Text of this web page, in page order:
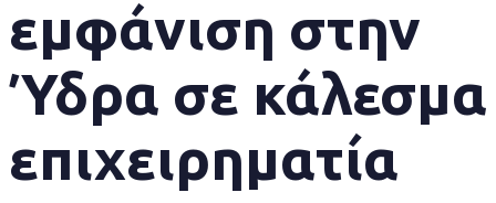
εμφάνιση στην
Ύδρα σε κάλεσμα
επιχειρηματία